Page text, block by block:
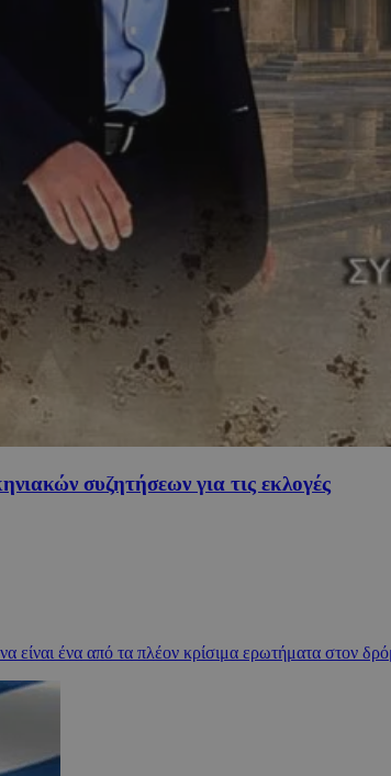
συζητήσεων για τις εκλογές
ένα από τα πλέον κρίσιμα ερωτήματα στον